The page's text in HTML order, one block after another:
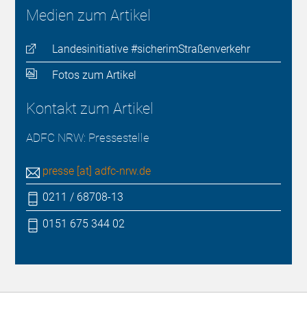
Medien zum Artikel
Landesinitiative #sicherimStraßenverkehr
Fotos zum Artikel
Kontakt zum Artikel
ADFC NRW: Pressestelle
presse [at] adfc-nrw.de
0211 / 68708-13
0151 675 344 02